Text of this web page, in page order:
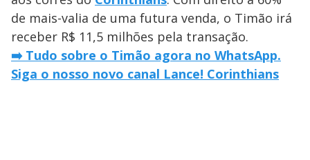
de mais-valia de uma futura venda, o Timão irá
receber R$ 11,5 milhões pela transação.
➡️ Tudo sobre o Timão agora no WhatsApp.
Siga o nosso novo canal Lance! Corinthians